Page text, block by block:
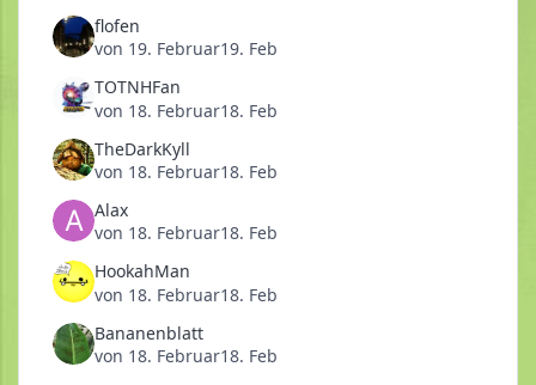
flofen
von 19. Februar19. Feb
TOTNHFan
von 18. Februar18. Feb
TheDarkKyll
von 18. Februar18. Feb
Alax
von 18. Februar18. Feb
HookahMan
von 18. Februar18. Feb
Bananenblatt
von 18. Februar18. Feb